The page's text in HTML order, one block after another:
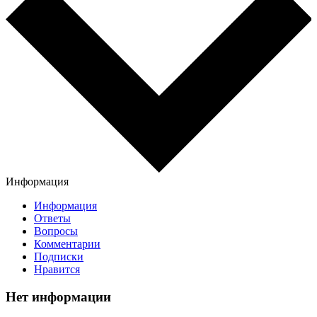
Информация
Информация
Ответы
Вопросы
Комментарии
Подписки
Нравится
Нет информации